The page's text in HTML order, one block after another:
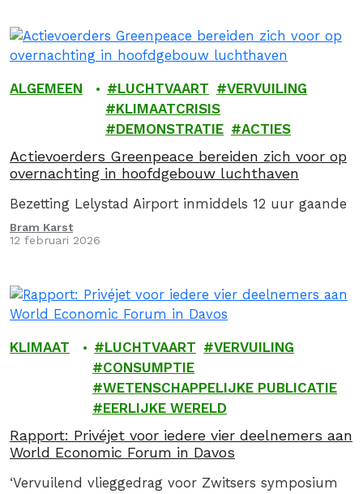
ALGEMEEN LUCHTVAART
VERVUILING
KLIMAATCRISIS
DEMONSTRATIE
ACTIES
Actievoerders Greenpeace bereiden zich voor op
overnachting in hoofdgebouw luchthaven
Bezetting Lelystad Airport inmiddels 12 uur gaande
Bram Karst
12 februari 2026
KLIMAAT LUCHTVAART
VERVUILING
CONSUMPTIE
WETENSCHAPPELIJKE PUBLICATIE
EERLIJKE WERELD
Rapport: Privéjet voor iedere vier deelnemers aan
World Economic Forum in Davos
‘Vervuilend vlieggedrag voor Zwitsers symposium